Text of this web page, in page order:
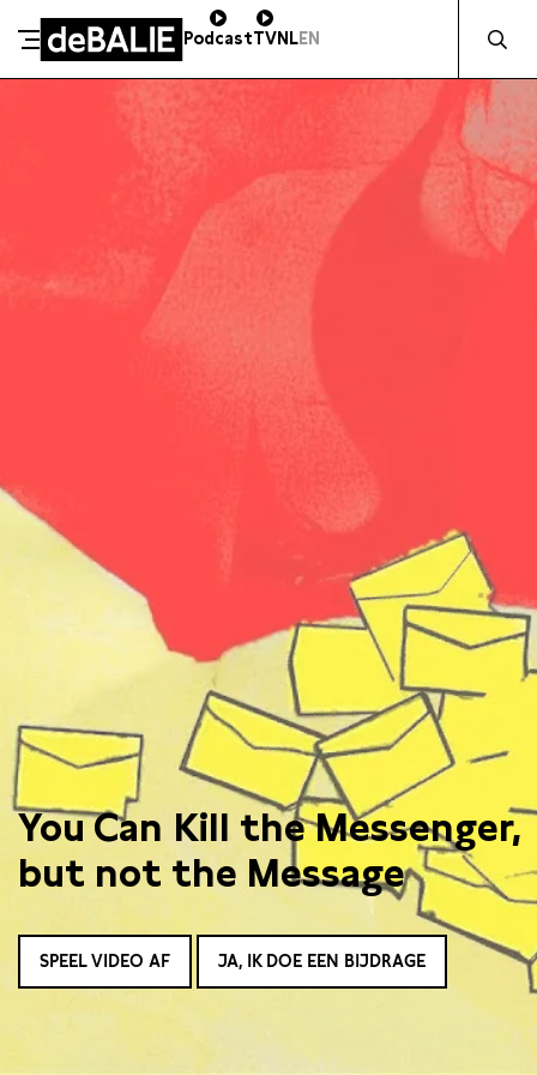
Meteen naar de content
De Balie
PodcastTVNLEN
SCHENK DIRECT
Kleine-Gartmanplantsoen 10
020 5535100
14:00–17:00
You Can Kill the Messenger,
but not the Message
SPEEL VIDEO AF JA, IK DOE EEN BIJDRAGE